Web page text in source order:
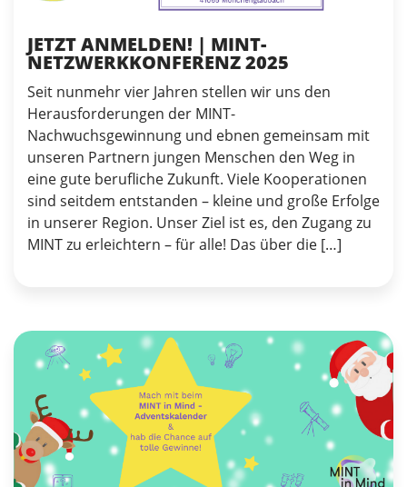
JETZT ANMELDEN! | MINT-
NETZWERKKONFERENZ 2025
Seit nunmehr vier Jahren stellen wir uns den
Herausforderungen der MINT-
Nachwuchsgewinnung und ebnen gemeinsam mit
unseren Partnern jungen Menschen den Weg in
eine gute berufliche Zukunft. Viele Kooperationen
sind seitdem entstanden – kleine und große Erfolge
in unserer Region. Unser Ziel ist es, den Zugang zu
MINT zu erleichtern – für alle! Das über die […]